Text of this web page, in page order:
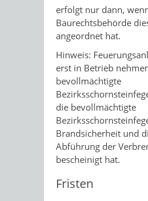
erfolgt nur dann,
Baurechtsbehörde
angeordnet hat.
Hinweis:
erst in Betrieb
bevollmächtigte
die bevollmächtigte
Brandsicherheit und
Abführung der
bescheinigt hat.
Fristen